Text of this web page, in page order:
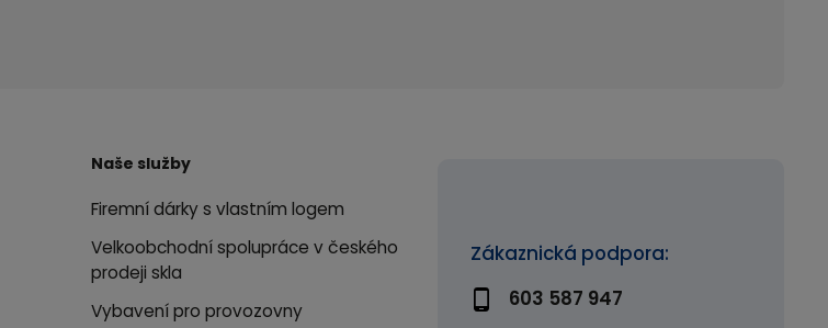
Zákaznická podpora:
603 587 947
Naše služby
Firemní dárky s vlastním logem
Velkoobchodní spolupráce v českého
prodeji skla
Vybavení pro provozovny